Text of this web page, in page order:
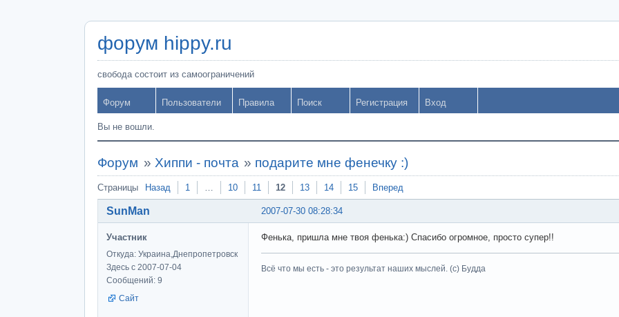
форум hippy.ru
свобода состоит из самоограничений
Форум Пользователи Правила Поиск Регистрация Вход
Вы не вошли.
Форум » Хиппи - почта » подарите мне фенечку :)
Страницы Назад 1 … 10 11 12 13 14 15 Вперед
2007-07-30 08:28:34
SunMan
Участник
Откуда: Украина,Днепропетровск
Здесь с 2007-07-04
Сообщений: 9
Сайт
Фенька, пришла мне твоя фенька:) Спасибо огромное, просто супер!!
Всё что мы есть - это результат наших мыслей. (с) Будда